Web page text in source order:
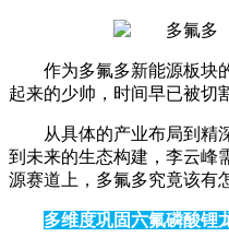
作为多氟多新能源板块
起来的少帅，时间早已被切
从具体的产业布局到精
到未来的生态构建，李云峰
源赛道上，多氟多究竟该有
多维度巩固六氟磷酸锂